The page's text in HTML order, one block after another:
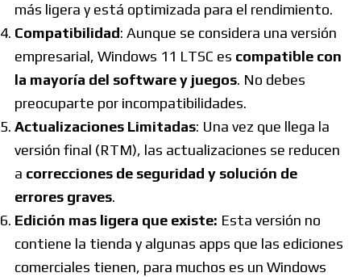
más ligera y está optimizada para el rendimiento.
Compatibilidad: Aunque se considera una versión
empresarial, Windows 11 LTSC es compatible con
la mayoría del software y juegos. No debes
preocuparte por incompatibilidades.
Actualizaciones Limitadas: Una vez que llega la
versión final (RTM), las actualizaciones se reducen
a correcciones de seguridad y solución de
errores graves.
Edición mas ligera que existe: Esta versión no
contiene la tienda y algunas apps que las ediciones
comerciales tienen, para muchos es un Windows